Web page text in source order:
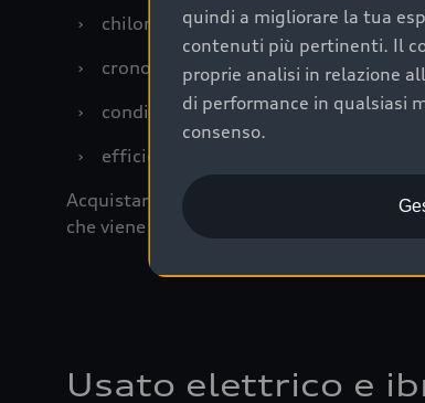
›
chilometraggio: un valore
›
cronologia dei tagliandi: una
›
condizioni della carrozzeria e degli
›
efficienza meccanica: motore,
Acquistare un’auto usata in una
che viene sottoposto a 110 controlli
Usato elettrico e
quindi a migliorare la tua
contenuti più pertinenti. Il
proprie analisi in relazione
di performance in qualsiasi
consenso.